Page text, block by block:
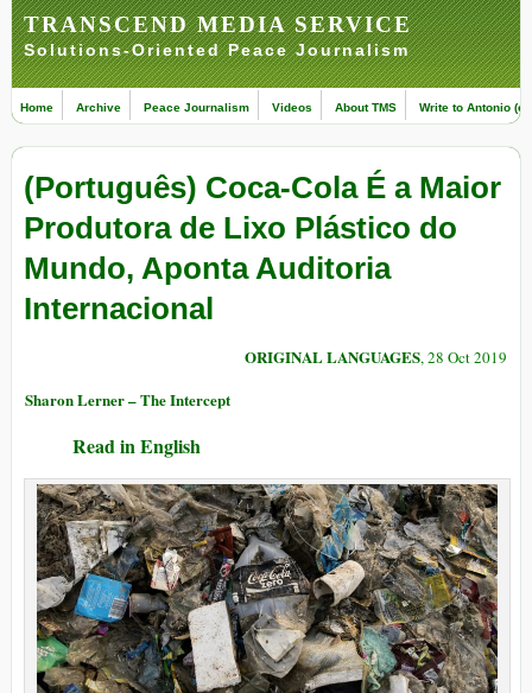
TRANSCEND MEDIA SERVICE
Solutions-Oriented Peace Journalism
Home Archive Peace Journalism Videos About TMS Write to Antonio
(Português) Coca-Cola É a Maior
Produtora de Lixo Plástico do
Mundo, Aponta Auditoria
Internacional
ORIGINAL LANGUAGES, 28 Oct 2019
Sharon Lerner – The Intercept
Read in English